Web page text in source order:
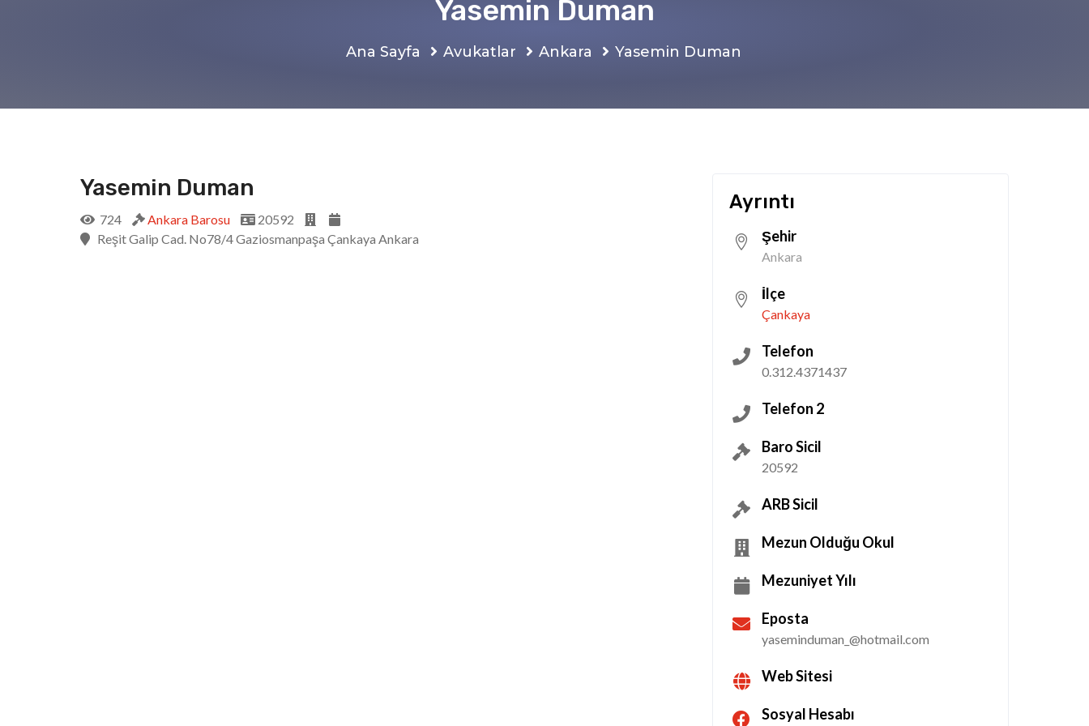
Yasemin Duman
Ana Sayfa Avukatlar Ankara Yasemin Duman
Yasemin Duman
724 Ankara Barosu
20592
Reşit Galip Cad. No78/4 Gaziosmanpaşa Çankaya Ankara
Ayrıntı
Şehir
Ankara
İlçe
Çankaya
Telefon
0.312.4371437
Telefon 2
Baro Sicil
20592
ARB Sicil
Mezun Olduğu Okul
Mezuniyet Yılı
Eposta
yaseminduman_@hotmail.com
Web Sitesi
Sosyal Hesabı